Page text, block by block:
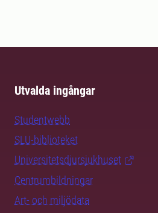
Utvalda ingångar
Studentwebb
SLU-biblioteket
Universitetsdjursjukhuset
Centrumbildningar
Art- och miljödata